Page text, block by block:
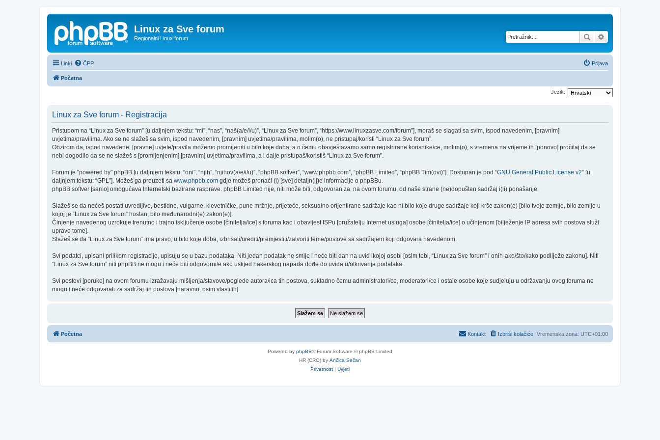
Linux za Sve forum
Regionalni Linux forum Pretražnik
Linki ČPP Prijava
Početna
Jezik:
Linux za Sve forum - Registracija
Pristupom na “Linux za Sve forum” [u daljnjem tekstu: “mi”, “nas”, “naš(a/e/i/u)”, “Linux za Sve forum”, “https://www.linuxzasve.com/forum”], moraš se slagati sa svim, ispod navedenim, [pravnim]
uvjetima/pravilima. Ako se ne slažeš sa svim, ispod navedenim, [pravnim] uvjetima/pravilima, molim(o), ne pristupaj/koristi “Linux za Sve forum”.
Obzirom da, ispod navedene, [pravne] uvjete/pravila možemo promijeniti u bilo koje doba, a o čemu obavještavamo samo registrirane korisnike/ce, molim(o), s vremena na vrijeme ih [ponovo] pročitaj da se
nebi dogodilo da se ne slažeš s [promijenjenim] [pravnim] uvjetima/pravilima, a i dalje pristupaš/koristiš “Linux za Sve forum”.
Forum je "powered by" phpBB [u daljnjem tekstu: “oni”, “njih”, “njihov(a/e/i/u)”, “phpBB softver”, “www.phpbb.com”, “phpBB Limited”, “phpBB Tim(ovi)”]. Dostupan je pod “GNU General Public License v2” [u
daljnjem tekstu: “GPL”]. Možeš ga preuzeti sa www.phpbb.com gdje možeš pronaći (i) [sve] detaljn(ij)e informacije o phpBBu.
phpBB softver [samo] omogućava Internetski bazirane rasprave. phpBB Limited nije, niti može biti, odgovoran za, na ovom forumu, od naše strane (ne)dopušten sadržaj i(li) ponašanje.
Slažeš se da nećeš postati uvredljive, bestidne, vulgarne, klevetničke, pune mržnje, prijeteće, seksualno orijentirane sadržaje kao ni bilo koje druge sadržaje koji krše zakon(e) [bilo tvoje zemlje, bilo zemlje u
kojoj je “Linux za Sve forum” hostan, bilo međunarodni(e) zakon(e)].
Činjenje navedenog uzrokuje trenutno i trajno isključenje osobe [činitelja/ice] s foruma kao i obavijest ISPu [pružatelju Internet usluga] osobe [činitelja/ice] o učinjenom [bilježenje IP adresa svih postova služi
upravo tome].
Slažeš se da “Linux za Sve forum” ima pravo, u bilo koje doba, izbrisati/urediti/premjestiti/zatvoriti teme/postove sa sadržajem koji odgovara navedenom.
Svi podatci, upisani prilikom registracije, upisuju se u bazu podataka. Niti jedan podatak ne smije i neće biti dan na uvid ikojoj osobi [osim tebi, “Linux za Sve forum” i onih-ako/što/kako podliježe zakonu]. Niti
“Linux za Sve forum” niti phpBB ne mogu i neće biti odgovorni/e ako uslijed hakerskog napada dođe do uvida u/otkrivanja podataka.
Svi postovi [poruke] na ovom forumu izražavaju mišljenja/stavove/poglede autora/ica tih postova, sukladno čemu administratori/ce, moderatori/ce i ostale osobe koje sudjeluju u održavanju ovog foruma ne
mogu i neće odgovarati za sadržaj tih postova [naravno, osim vlastitih].
Početna Vremenska zona: UTC+01:00
Izbriši kolačiće
Kontakt
Powered by phpBB® Forum Software © phpBB Limited
HR (CRO) by Ančica Sečan
Privatnost | Uvjeti